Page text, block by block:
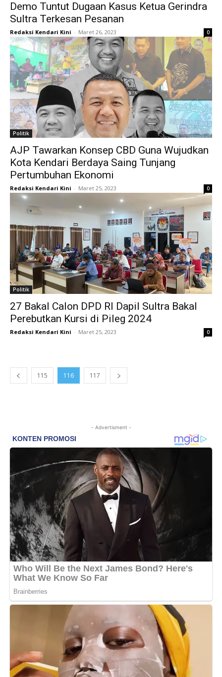
Demo Tuntut Dugaan Kasus Ketua Gerindra
Sultra Terkesan Pesanan
Redaksi Kendari Kini - Maret 26, 2023 0
Politik
AJP Tawarkan Konsep CBD Guna Wujudkan
Kota Kendari Berdaya Saing Tunjang
Pertumbuhan Ekonomi
Redaksi Kendari Kini - Maret 25, 2023 0
Politik
27 Bakal Calon DPD RI Dapil Sultra Bakal
Perebutkan Kursi di Pileg 2024
Redaksi Kendari Kini - Maret 25, 2023 0
115 116 117
- Advertisment -